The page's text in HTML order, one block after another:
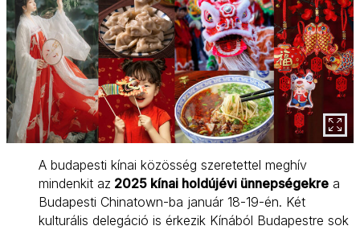
A budapesti kínai közösség szeretettel meghív
mindenkit az 2025 kínai holdújévi ünnepségekre a
Budapesti Chinatown-ba január 18-19-én. Két
kulturális delegáció is érkezik Kínából Budapestre sok